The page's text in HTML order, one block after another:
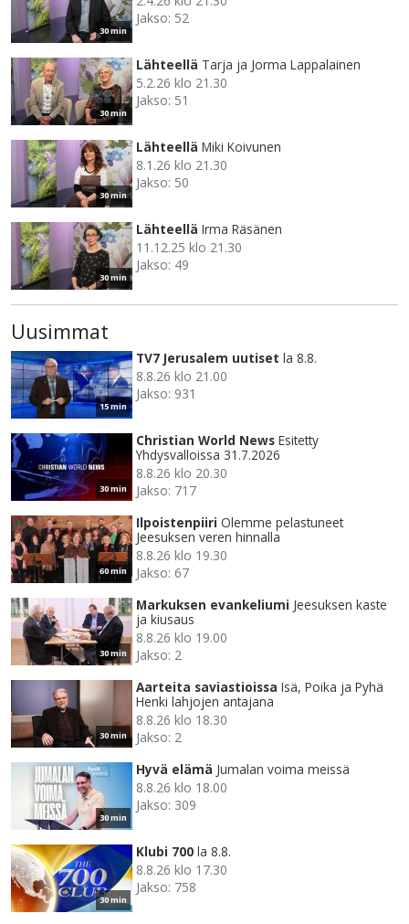
30 min
Jakso: 52
30 min
Lähteellä Tarja ja Jorma Lappalainen
5.2.26 klo 21.30
Jakso: 51
30 min
Lähteellä Miki Koivunen
8.1.26 klo 21.30
Jakso: 50
30 min
Lähteellä Irma Räsänen
11.12.25 klo 21.30
Jakso: 49
Uusimmat
15 min
TV7 Jerusalem uutiset la 8.8.
8.8.26 klo 21.00
Jakso: 931
30 min
Christian World News Esitetty
Yhdysvalloissa 31.7.2026
8.8.26 klo 20.30
Jakso: 717
60 min
Ilpoistenpiiri Olemme pelastuneet
Jeesuksen veren hinnalla
8.8.26 klo 19.30
Jakso: 67
30 min
Markuksen evankeliumi Jeesuksen kaste
ja kiusaus
8.8.26 klo 19.00
Jakso: 2
30 min
Aarteita saviastioissa Isä, Poika ja Pyhä
Henki lahjojen antajana
8.8.26 klo 18.30
Jakso: 2
30 min
Hyvä elämä Jumalan voima meissä
8.8.26 klo 18.00
Jakso: 309
30 min
Klubi 700 la 8.8.
8.8.26 klo 17.30
Jakso: 758